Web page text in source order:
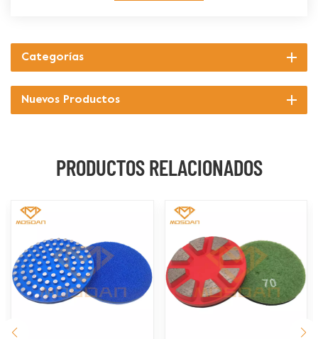
Categorías
Nuevos Productos
PRODUCTOS RELACIONADOS